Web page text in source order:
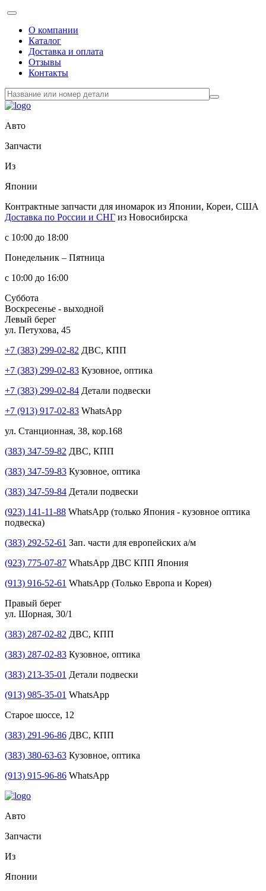
О компании
Каталог
Доставка и оплата
Отзывы
Контакты
Авто
Запчасти
Из
Японии
Контрактные запчасти для иномарок из Японии, Кореи, США
Доставка по России и СНГ из Новосибирска
с 10:00 до 18:00
Понедельник – Пятница
с 10:00 до 16:00
Суббота
Воскресенье - выходной
Левый берег
ул. Петухова, 45
+7 (383) 299-02-82 ДВС, КПП
+7 (383) 299-02-83 Кузовное, оптика
+7 (383) 299-02-84 Детали подвески
+7 (913) 917-02-83 WhatsApp
ул. Станционная, 38, кор.168
(383) 347-59-82 ДВС, КПП
(383) 347-59-83 Кузовное, оптика
(383) 347-59-84 Детали подвески
(923) 141-11-88 WhatsApp (только Япония - кузовное оптика
подвеска)
(383) 292-52-61 Зап. части для европейских а/м
(923) 775-07-87 WhatsApp ДВС КПП Япония
(913) 916-52-61 WhatsApp (Только Европа и Корея)
Правый берег
ул. Шорная, 30/1
(383) 287-02-82 ДВС, КПП
(383) 287-02-83 Кузовное, оптика
(383) 213-35-01 Детали подвески
(913) 985-35-01 WhatsApp
Старое шоссе, 12
(383) 291-96-86 ДВС, КПП
(383) 380-63-63 Кузовное, оптика
(913) 915-96-86 WhatsApp
Авто
Запчасти
Из
Японии